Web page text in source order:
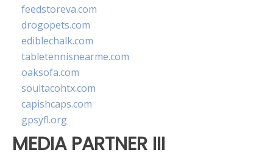
feedstoreva.com
drogopets.com
ediblechalk.com
tabletennisnearme.com
oaksofa.com
soultacohtx.com
capishcaps.com
gpsyfl.org
MEDIA PARTNER III